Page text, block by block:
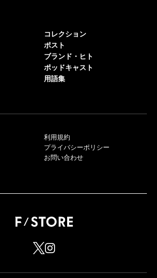
コレクション
ポスト
ブランド・ヒト
ポッドキャスト
用語集
利用規約
プライバシーポリシー
お問い合わせ